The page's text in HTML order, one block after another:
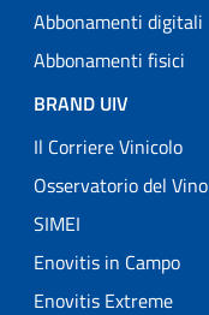
Abbonamenti digitali
Abbonamenti fisici
BRAND UIV
Il Corriere Vinicolo
Osservatorio del Vino
SIMEI
Enovitis in Campo
Enovitis Extreme